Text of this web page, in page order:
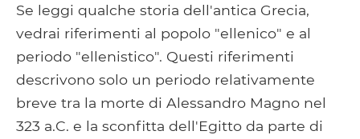
Se leggi qualche storia dell'antica Grecia,
vedrai riferimenti al popolo "ellenico" e al
periodo "ellenistico". Questi riferimenti
descrivono solo un periodo relativamente
breve tra la morte di Alessandro Magno nel
323 a.C. e la sconfitta dell'Egitto da parte di